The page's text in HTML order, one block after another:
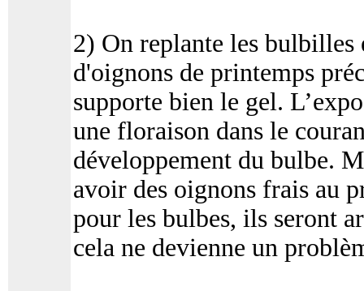
2) On replante les
d'oignons de printemps
supporte bien le gel.
une floraison dans le
développement du bulbe.
avoir des oignons frais au
pour les bulbes, ils seront
cela ne devienne un